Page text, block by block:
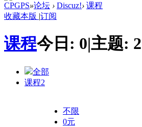
CPGPS»论坛 › Discuz!› 课程
收藏本版 |订阅
课程今日: 0|主题: 2
全部
课程2
不限
0元